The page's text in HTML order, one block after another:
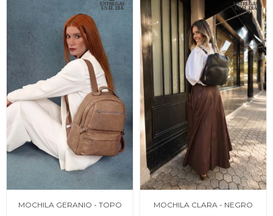
MOCHILA GERANIO - TOPO MOCHILA CLARA - NEGRO